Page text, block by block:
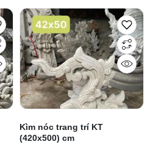
Kìm nóc trang trí KT
(420x500) cm